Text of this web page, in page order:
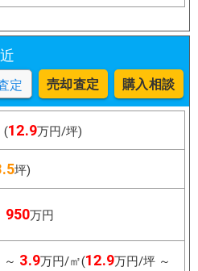
定 売却査定 購入相談
(12.9万円/坪)
坪)
950万円
3.9万円/㎡(12.9万円/坪 ～